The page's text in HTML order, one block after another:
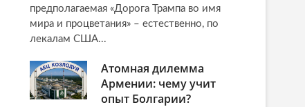
предполагаемая «Дорога Трампа во имя
мира и процветания» – естественно, по
лекалам США...
Атомная дилемма
Армении: чему учит
опыт Болгарии?